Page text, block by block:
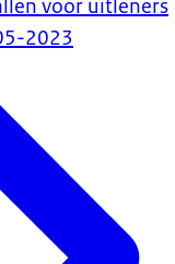
voor uitleners
2023